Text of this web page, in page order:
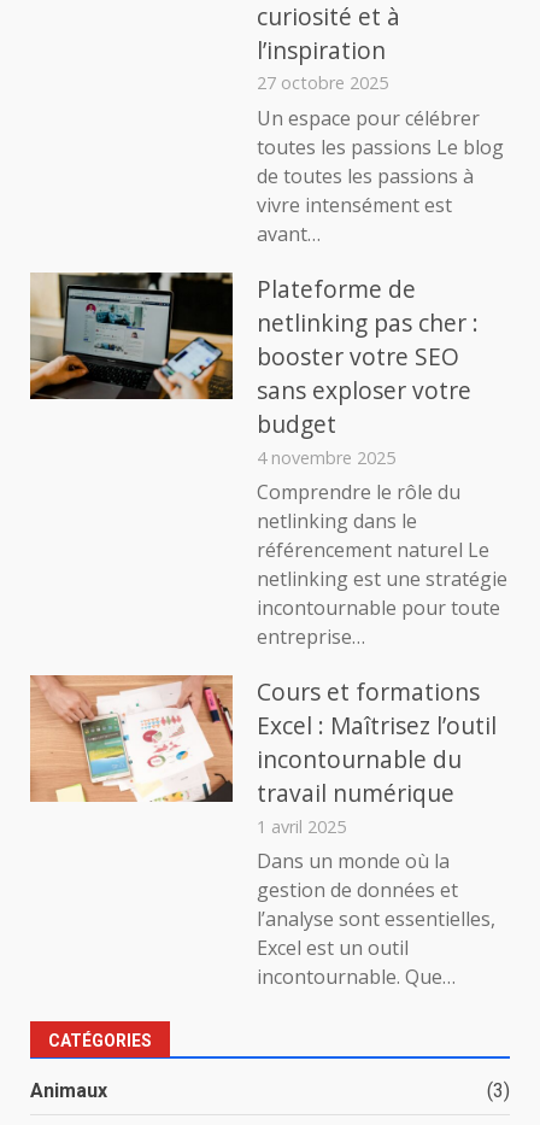
curiosité et à
l’inspiration
27 octobre 2025
Un espace pour célébrer
toutes les passions Le blog
de toutes les passions à
vivre intensément est
avant…
Plateforme de
netlinking pas cher :
booster votre SEO
sans exploser votre
budget
4 novembre 2025
Comprendre le rôle du
netlinking dans le
référencement naturel Le
netlinking est une stratégie
incontournable pour toute
entreprise…
Cours et formations
Excel : Maîtrisez l’outil
incontournable du
travail numérique
1 avril 2025
Dans un monde où la
gestion de données et
l’analyse sont essentielles,
Excel est un outil
incontournable. Que…
CATÉGORIES
Animaux (3)